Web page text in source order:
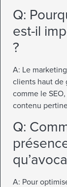
Q:
est-il
?
A: Le
clients haut de
comme le
contenu
Q:
A: Pour